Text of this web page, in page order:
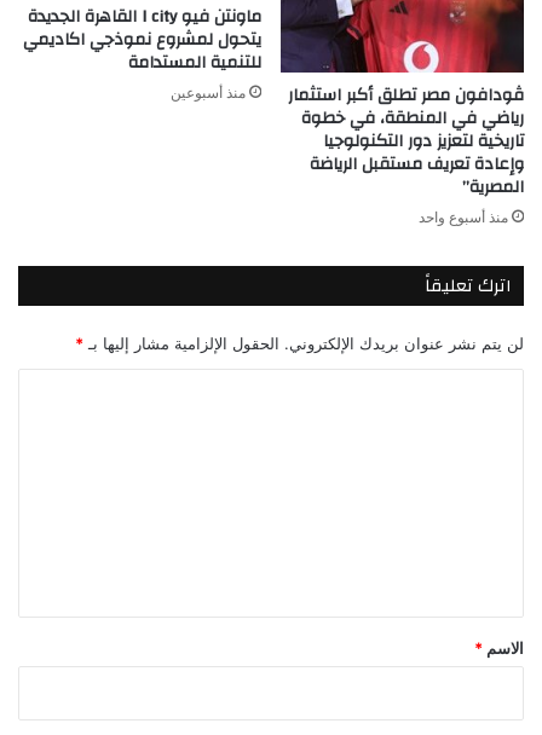
ڤودافون مصر تطلق أكبر استثمار
رياضي في المنطقة، في خطوة
تاريخية لتعزيز دور التكنولوجيا
وإعادة تعريف مستقبل الرياضة
المصرية”
منذ أسبوع واحد
ماونتن فيو I city القاهرة الجديدة
يتحول لمشروع نموذجي اكاديمي
للتنمية المستدامة
منذ أسبوعين
اترك تعليقاً
لن يتم نشر عنوان بريدك الإلكتروني. الحقول الإلزامية مشار إليها بـ *
*
الاسم *